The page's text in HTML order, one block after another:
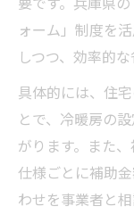
ォーム」制度を
しつつ、効率的
具体的には、住
とで、冷暖房の
がります。また
仕様ごとに補助
わせを事業者と